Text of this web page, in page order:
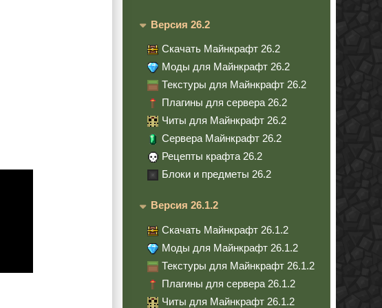
Версия 26.2
Скачать Майнкрафт 26.2
Моды для Майнкрафт 26.2
Текстуры для Майнкрафт 26.2
Плагины для сервера 26.2
Читы для Майнкрафт 26.2
Сервера Майнкрафт 26.2
Рецепты крафта 26.2
Блоки и предметы 26.2
Версия 26.1.2
Скачать Майнкрафт 26.1.2
Моды для Майнкрафт 26.1.2
Текстуры для Майнкрафт 26.1.2
Плагины для сервера 26.1.2
Читы для Майнкрафт 26.1.2